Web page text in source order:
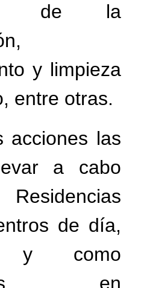
de la
y limpieza
entre otras.
acciones las
a cabo
de día,
y como
en